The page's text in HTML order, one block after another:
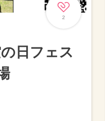
2
日フェス